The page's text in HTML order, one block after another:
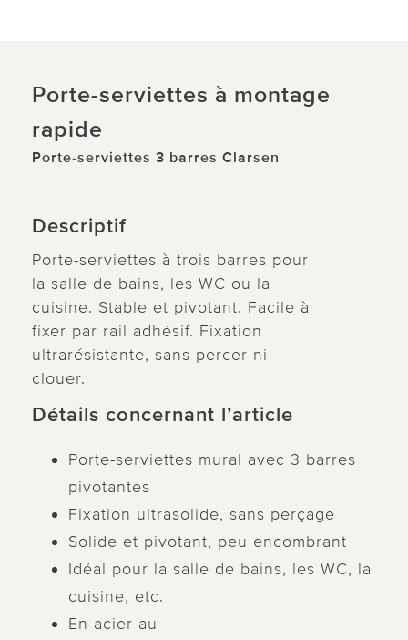
Porte-serviettes à montage
rapide
Porte-serviettes 3 barres Clarsen
Descriptif
Porte-serviettes à trois barres pour
la salle de bains, les WC ou la
cuisine. Stable et pivotant. Facile à
fixer par rail adhésif. Fixation
ultrarésistante, sans percer ni
clouer.
Détails concernant l’article
Porte-serviettes mural avec 3 barres
pivotantes
Fixation ultrasolide, sans perçage
Solide et pivotant, peu encombrant
Idéal pour la salle de bains, les WC, la
cuisine, etc.
En acier au